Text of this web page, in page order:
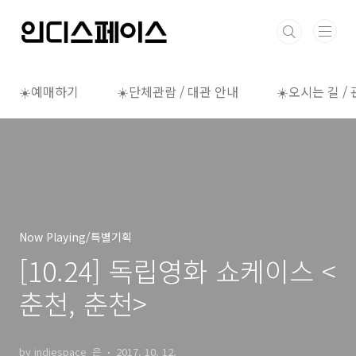
☀️예매하기 ☀️단체관람 / 대관 안내 ☀️오시는 길 /
Now Playing/특별기획
[10.24] 독립영화 쇼케이스 <
춘천, 춘천>
by indiespace_은 2017. 10. 12.